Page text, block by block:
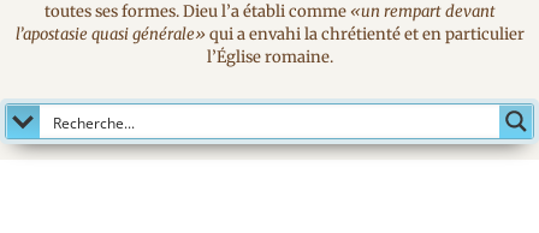
toutes ses formes. Dieu l’a établi comme«un rempart devant
l’apostasie quasi générale» qui a envahi la chrétienté et en particulier
l’Église romaine.